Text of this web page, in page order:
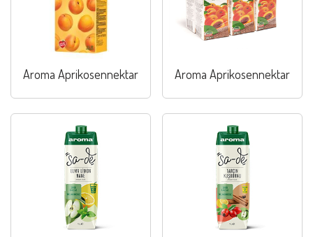
Aroma Aprikosennektar Aroma Aprikosennektar